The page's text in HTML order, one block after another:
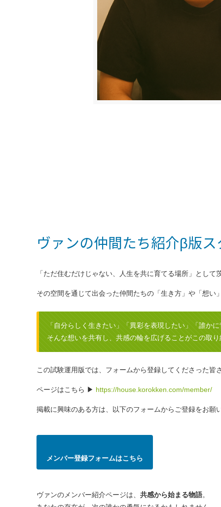
ヴァンの仲間たち紹介β版
「ただ住むだけじゃない、人生を共に育てる場所」とし
その空間を通じて出会った仲間たちの「生き方」や「想い
「自分らしく生きたい」「異彩を表現したい」「誰か
そんな想いを共有し、共感の輪を広げることがこの取
この試験運用版では、フォームから登録してくださった
ページはこちら ▶ https://house.korokken.com/member/
掲載に興味のある方は、以下のフォームからご登録をお願
メンバー登録フォームはこちら
ヴァンのメンバー紹介ページは、共感から始まる物語。